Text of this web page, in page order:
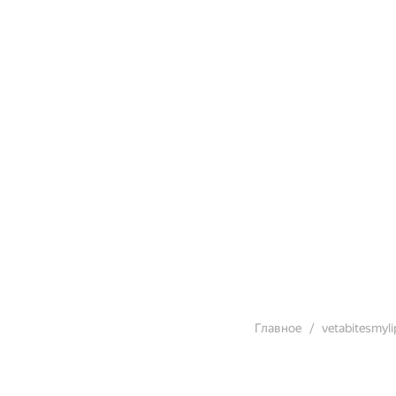
Главное